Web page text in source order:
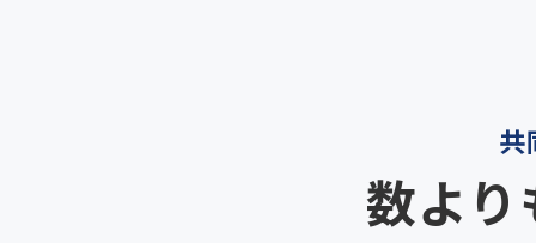
共
数より